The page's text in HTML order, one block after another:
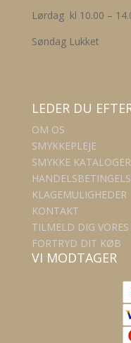
Lørdag kl 10.00 –
Søndag Lukket
LEDER DU
OM OS
SMYKKEPLEJE
SMYKKE KATALOGER
KLAGEMULIGHEDER
KONTAKT
TILMELD DIG
FORTRYD DIT KØB
VI MODTAGER